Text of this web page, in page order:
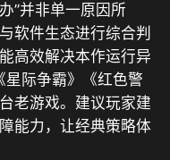
”并非单一原因所
软件生态进行综合判
高效解决本作运行异
星际争霸》《红色警
老游戏。建议玩家建
能力，让经典策略体